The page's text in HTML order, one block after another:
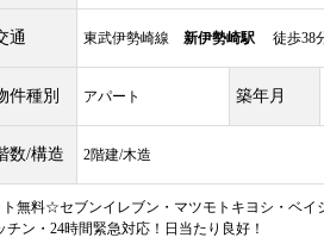
通 東武伊勢崎線 新伊勢崎駅徒歩38
件種別 アパート 築年月
数/構造 2階建/木造
無料☆セブンイレブン・マツモトキヨシ・ベイ
ン・24時間緊急対応！日当たり良好！